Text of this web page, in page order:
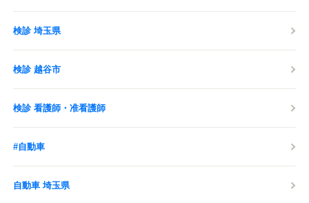
検診 埼玉県
検診 越谷市
検診 看護師・准看護師
#自動車
自動車 埼玉県